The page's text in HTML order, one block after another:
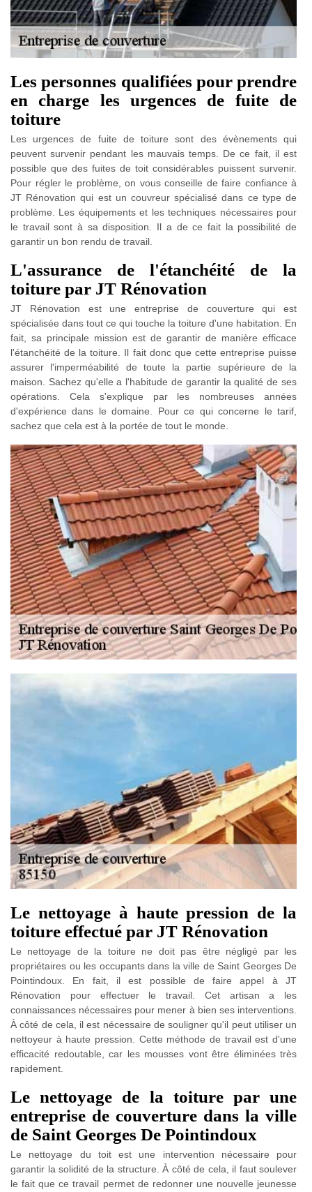
Les personnes qualifiées pour prendre
en charge les urgences de fuite de
toiture
Les urgences de fuite de toiture sont des évènements qui
peuvent survenir pendant les mauvais temps. De ce fait, il est
possible que des fuites de toit considérables puissent survenir.
Pour régler le problème, on vous conseille de faire confiance à
JT Rénovation qui est un couvreur spécialisé dans ce type de
problème. Les équipements et les techniques nécessaires pour
le travail sont à sa disposition. Il a de ce fait la possibilité de
garantir un bon rendu de travail.
L'assurance de l'étanchéité de la
toiture par JT Rénovation
JT Rénovation est une entreprise de couverture qui est
spécialisée dans tout ce qui touche la toiture d'une habitation. En
fait, sa principale mission est de garantir de manière efficace
l'étanchéité de la toiture. Il fait donc que cette entreprise puisse
assurer l'imperméabilité de toute la partie supérieure de la
maison. Sachez qu'elle a l'habitude de garantir la qualité de ses
opérations. Cela s'explique par les nombreuses années
d'expérience dans le domaine. Pour ce qui concerne le tarif,
sachez que cela est à la portée de tout le monde.
Le nettoyage à haute pression de la
toiture effectué par JT Rénovation
Le nettoyage de la toiture ne doit pas être négligé par les
propriétaires ou les occupants dans la ville de Saint Georges De
Pointindoux. En fait, il est possible de faire appel à JT
Rénovation pour effectuer le travail. Cet artisan a les
connaissances nécessaires pour mener à bien ses interventions.
À côté de cela, il est nécessaire de souligner qu'il peut utiliser un
nettoyeur à haute pression. Cette méthode de travail est d'une
efficacité redoutable, car les mousses vont être éliminées très
rapidement.
Le nettoyage de la toiture par une
entreprise de couverture dans la ville
de Saint Georges De Pointindoux
Le nettoyage du toit est une intervention nécessaire pour
garantir la solidité de la structure. À côté de cela, il faut soulever
le fait que ce travail permet de redonner une nouvelle jeunesse